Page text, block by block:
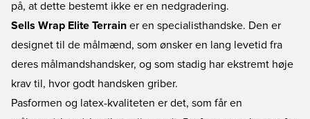
på, at dette bestemt ikke er en nedgradering.
Sells Wrap Elite Terrain er en specialisthandske. Den er
designet til de målmænd, som ønsker en lang levetid fra
deres målmandshandsker, og som stadig har ekstremt høje
krav til, hvor godt handsken griber.
Pasformen og latex-kvaliteten er det, som får en